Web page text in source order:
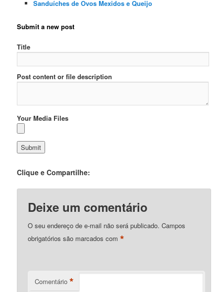
Sanduíches de Ovos Mexidos e Queijo
Submit a new post
Title
Post content or file description
Your Media Files
Clique e Compartilhe:
Deixe um comentário
O seu endereço de e-mail não será publicado. Campos
obrigatórios são marcados com*
Comentário *